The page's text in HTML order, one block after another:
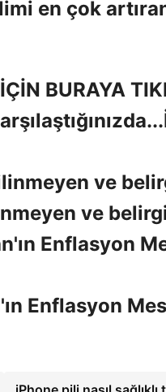
en çok
BURAYA
ve
Enflasyon